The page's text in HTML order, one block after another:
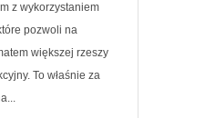
z wykorzystaniem
pozwoli na
większej rzeszy
To właśnie za